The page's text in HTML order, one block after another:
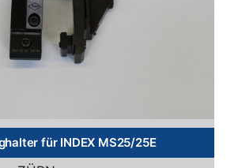
für INDEX MS25/25E